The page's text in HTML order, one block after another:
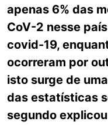
apenas 6% das
CoV-2 nesse
covid-19,
ocorreram por
isto surge de
das estatísticas
segundo